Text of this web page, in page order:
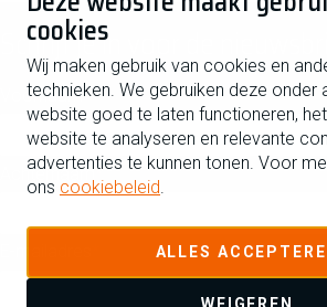
cookies
Wij maken gebruik van cookies en
technieken. We gebruiken deze onder
website goed te laten functioneren,
website te analyseren en relevante
advertenties te kunnen tonen. Voor
ons cookiebeleid.
ALLES
Schrijf je in voor de
Voornaam
Achternaam